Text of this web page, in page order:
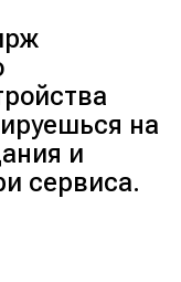
на
и
сервиса.